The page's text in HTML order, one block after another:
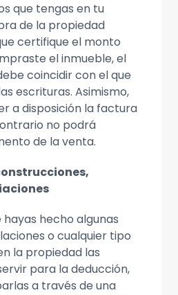
que tengas en tu
de la propiedad
certifique el monto
el inmueble, el
coincidir con el que
escrituras. Asimismo,
a disposición la factura
no podrá
de la venta.
hayas hecho algunas
o cualquier tipo
la propiedad las
para la deducción,
a través de una